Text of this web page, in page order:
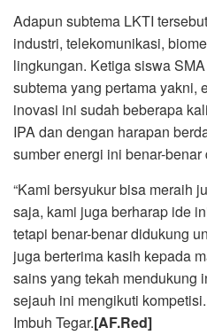
Adapun subtema LKTI
industri, telekomunikasi,
lingkungan. Ketiga siswa
subtema yang pertama yakni,
inovasi ini sudah beberapa
IPA dan dengan harapan
sumber energi ini benar-
“Kami bersyukur bisa meraih
saja, kami juga berharap ide
tetapi benar-benar didukung
juga berterima kasih kepada
sains yang tekah mendukung
sejauh ini mengikuti
Imbuh Tegar.[AF.Red]